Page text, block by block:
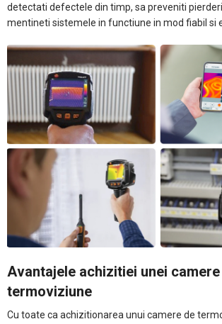
detectati defectele din timp, sa preveniti
mentineti sistemele in functiune in mod fiabil si
Avantajele achizitiei unei
termoviziune
Cu toate ca achizitionarea unui camere de